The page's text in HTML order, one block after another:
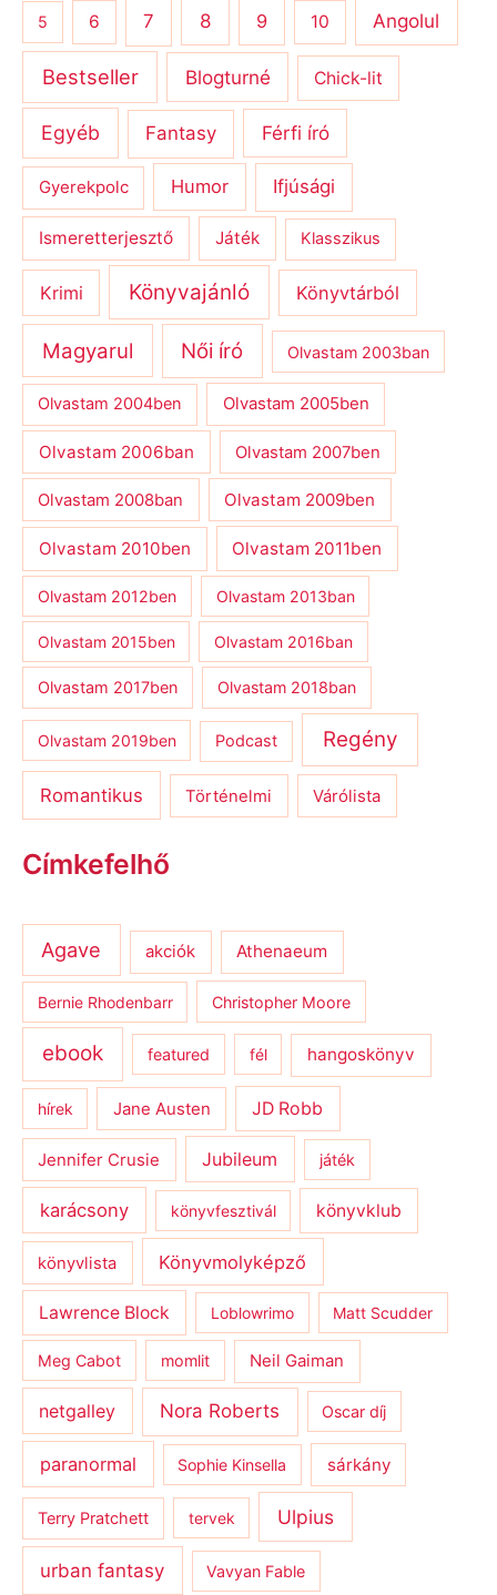
5 6 7 8 9 10 Angolul
Bestseller Blogturné Chick-lit
Egyéb Fantasy Férfi író
Gyerekpolc Humor Ifjúsági
Ismeretterjesztő Játék Klasszikus
Krimi Könyvajánló Könyvtárból
Magyarul Női író Olvastam 2003ban
Olvastam 2004ben Olvastam 2005ben
Olvastam 2006ban Olvastam 2007ben
Olvastam 2008ban Olvastam 2009ben
Olvastam 2010ben Olvastam 2011ben
Olvastam 2012ben Olvastam 2013ban
Olvastam 2015ben Olvastam 2016ban
Olvastam 2017ben Olvastam 2018ban
Olvastam 2019ben Podcast Regény
Romantikus Történelmi Várólista
Címkefelhő
Agave akciók Athenaeum
Bernie Rhodenbarr Christopher Moore
ebook featured fél hangoskönyv
hírek Jane Austen JD Robb
Jennifer Crusie Jubileum játék
karácsony könyvfesztivál könyvklub
könyvlista Könyvmolyképző
Lawrence Block Loblowrimo Matt Scudder
Meg Cabot momlit Neil Gaiman
netgalley Nora Roberts Oscar díj
paranormal Sophie Kinsella sárkány
Terry Pratchett tervek Ulpius
urban fantasy Vavyan Fable